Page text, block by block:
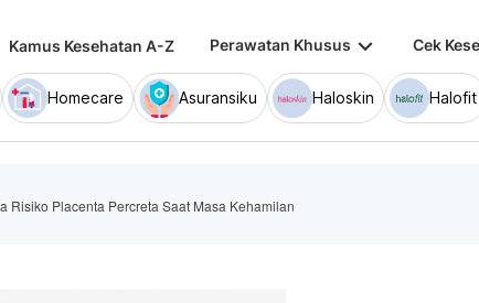
Kamus Kesehatan A-Z Perawatan Khusus keyboard_arrow_down Cek
Homecare Asuransiku Haloskin Halofit
Risiko Placenta Percreta Saat Masa Kehamilan